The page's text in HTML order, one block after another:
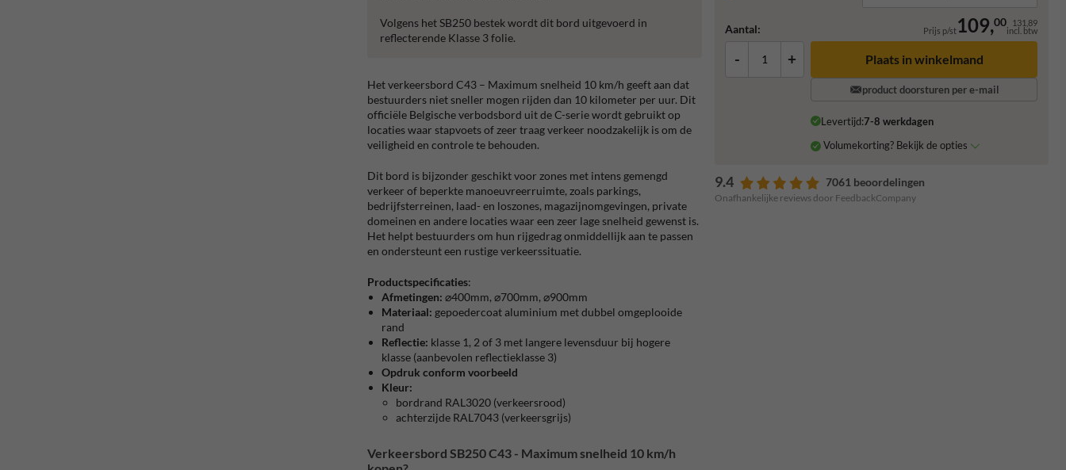
Aantal: Prijs p/st109,00 131,89
incl. btw
- + Plaats in winkelmand
product doorsturen per e-mail
Levertijd:7-8 werkdagen
Volumekorting? Bekijk de opties
9.4 7061 beoordelingen
Onafhankelijke reviews door FeedbackCompany
Volgens het SB250 bestek wordt dit bord uitgevoerd in
reflecterende Klasse 3 folie.
Het verkeersbord C43 – Maximum snelheid 10 km/h geeft aan dat
bestuurders niet sneller mogen rijden dan 10 kilometer per uur. Dit
officiële Belgische verbodsbord uit de C-serie wordt gebruikt op
locaties waar stapvoets of zeer traag verkeer noodzakelijk is om de
veiligheid en controle te behouden.
Dit bord is bijzonder geschikt voor zones met intens gemengd
verkeer of beperkte manoeuvreerruimte, zoals parkings,
bedrijfsterreinen, laad- en loszones, magazijnomgevingen, private
domeinen en andere locaties waar een zeer lage snelheid gewenst is.
Het helpt bestuurders om hun rijgedrag onmiddellijk aan te passen
en ondersteunt een rustige verkeerssituatie.
Productspecificaties:
Afmetingen: ⌀400mm, ⌀700mm, ⌀900mm
Materiaal: gepoedercoat aluminium met dubbel omgeplooide
rand
Reflectie: klasse 1, 2 of 3 met langere levensduur bij hogere
klasse (aanbevolen reflectieklasse 3)
Opdruk conform voorbeeld
Kleur:
bordrand RAL3020 (verkeersrood)
achterzijde RAL7043 (verkeersgrijs)
Verkeersbord SB250 C43 - Maximum snelheid 10 km/h